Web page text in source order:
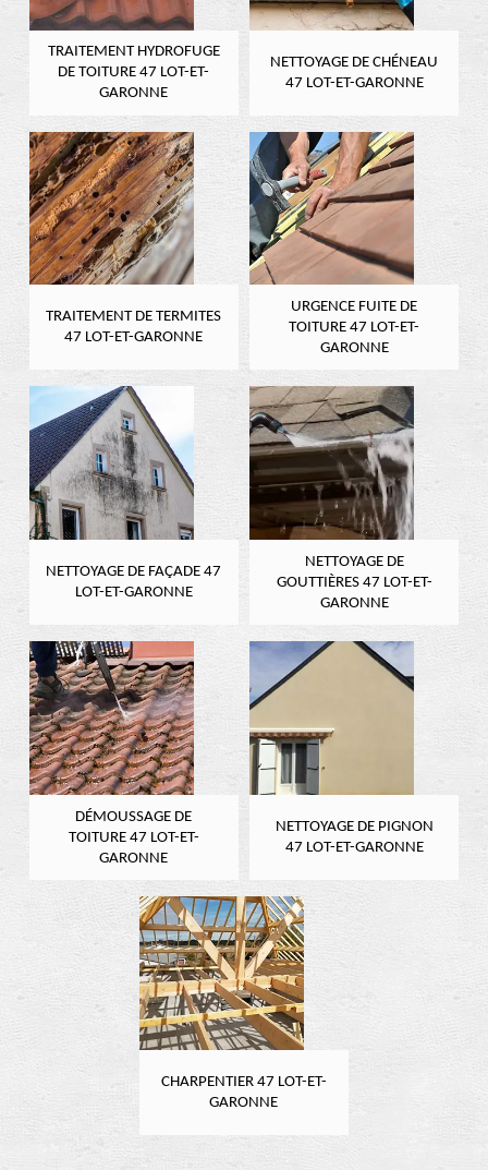
TRAITEMENT HYDROFUGE
DE TOITURE 47 LOT-ET-
GARONNE
NETTOYAGE DE CHÉNEAU
47 LOT-ET-GARONNE
TRAITEMENT DE TERMITES
47 LOT-ET-GARONNE
URGENCE FUITE DE
TOITURE 47 LOT-ET-
GARONNE
NETTOYAGE DE FAÇADE 47
LOT-ET-GARONNE
NETTOYAGE DE
GOUTTIÈRES 47 LOT-ET-
GARONNE
DÉMOUSSAGE DE
TOITURE 47 LOT-ET-
GARONNE
NETTOYAGE DE PIGNON
47 LOT-ET-GARONNE
CHARPENTIER 47 LOT-ET-
GARONNE